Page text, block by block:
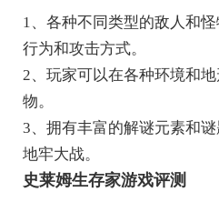
1、各种不同类型的敌人和
行为和攻击方式。
2、玩家可以在各种环境和
物。
3、拥有丰富的解谜元素和
地牢大战。
史莱姆生存家游戏评测